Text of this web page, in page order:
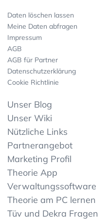
Daten löschen lassen
Meine Daten abfragen
Impressum
AGB
AGB für Partner
Datenschutzerklärung
Cookie Richtlinie
Unser Blog
Unser Wiki
Nützliche Links
Partnerangebot
Marketing Profil
Theorie App
Verwaltungssoftware
Theorie am PC lernen
Tüv und Dekra Fragen